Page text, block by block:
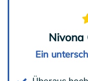
Nivona
Ein